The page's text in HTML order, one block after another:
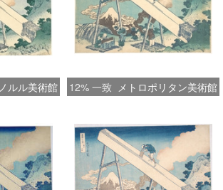
ルル美術館 12% 一致 メトロポリタン美術館